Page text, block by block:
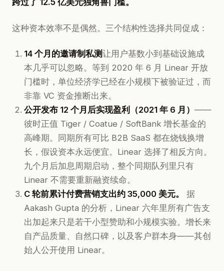
这种资本效率不是偶然。三个结构性选择共同促成：
14 个月的邀请制私测让用户基数小到基础设施成
本几乎可以忽略。等到 2020 年 6 月 Linear 开放
门槛时，单位经济学已经在小规模下被验证过，而
非靠 VC 资金推断出来。
公开发布 12 个月后实现盈利（2021 年 6 月） ——
彼时正值 Tiger / Coatue / SoftBank 增长基金的
高峰期。同期所有可比 B2B SaaS 都在烧钱换增
长，假设资本永远便宜。Linear 选择了相反方向。
九个月后加息周期启动，整个同期队列里只有
Linear 不需要重新融资续命。
C 轮前累计付费营销支出约 35,000 美元。
据
Aakash Gupta 的分析，Linear 六年里所有广告支
出加起来只是若干小型赞助和小规模实验。增长来
自产品质量、自然口碑，以及客户群本身——其创
始人公开使用 Linear。